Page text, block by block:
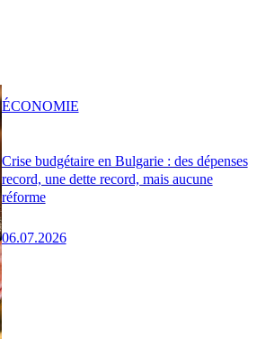
Crise budgétaire en Bulgarie : des dépenses
record, une dette record, mais aucune
réforme
06.07.2026
ÉCONOMIE